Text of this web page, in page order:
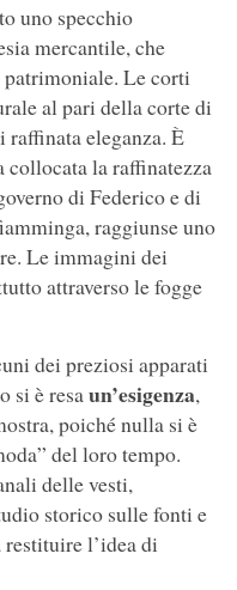
uno specchio
mercantile, che
patrimoniale. Le corti
al pari della corte di
eleganza. È
collocata la raffinatezza
di Federico e di
raggiunse uno
Le immagini dei
attraverso le fogge
dei preziosi apparati
si è resaun’esigenza,
poiché nulla si è
del loro tempo.
delle vesti,
storico sulle fonti e
l’idea di